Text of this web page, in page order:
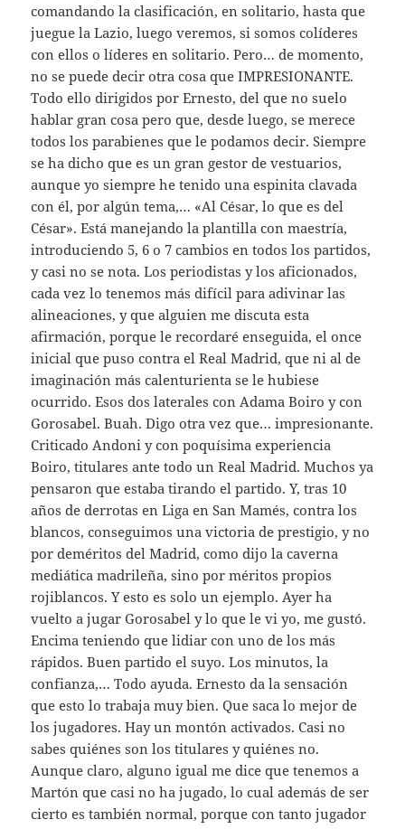
comandando la clasificación, en solitario, hasta que
juegue la Lazio, luego veremos, si somos colíderes
con ellos o líderes en solitario. Pero… de momento,
no se puede decir otra cosa que IMPRESIONANTE.
Todo ello dirigidos por Ernesto, del que no suelo
hablar gran cosa pero que, desde luego, se merece
todos los parabienes que le podamos decir. Siempre
se ha dicho que es un gran gestor de vestuarios,
aunque yo siempre he tenido una espinita clavada
con él, por algún tema,… «Al César, lo que es del
César». Está manejando la plantilla con maestría,
introduciendo 5, 6 o 7 cambios en todos los partidos,
y casi no se nota. Los periodistas y los aficionados,
cada vez lo tenemos más difícil para adivinar las
alineaciones, y que alguien me discuta esta
afirmación, porque le recordaré enseguida, el once
inicial que puso contra el Real Madrid, que ni al de
imaginación más calenturienta se le hubiese
ocurrido. Esos dos laterales con Adama Boiro y con
Gorosabel. Buah. Digo otra vez que… impresionante.
Criticado Andoni y con poquísima experiencia
Boiro, titulares ante todo un Real Madrid. Muchos ya
pensaron que estaba tirando el partido. Y, tras 10
años de derrotas en Liga en San Mamés, contra los
blancos, conseguimos una victoria de prestigio, y no
por deméritos del Madrid, como dijo la caverna
mediática madrileña, sino por méritos propios
rojiblancos. Y esto es solo un ejemplo. Ayer ha
vuelto a jugar Gorosabel y lo que le vi yo, me gustó.
Encima teniendo que lidiar con uno de los más
rápidos. Buen partido el suyo. Los minutos, la
confianza,… Todo ayuda. Ernesto da la sensación
que esto lo trabaja muy bien. Que saca lo mejor de
los jugadores. Hay un montón activados. Casi no
sabes quiénes son los titulares y quiénes no.
Aunque claro, alguno igual me dice que tenemos a
Martón que casi no ha jugado, lo cual además de ser
cierto es también normal, porque con tanto jugador